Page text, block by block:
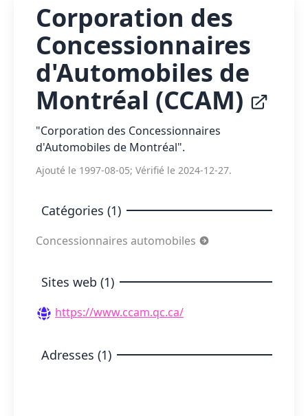
Corporation des
Concessionnaires
d'Automobiles de
Montréal (CCAM)
"Corporation des Concessionnaires
d'Automobiles de Montréal".
Ajouté le 1997-08-05; Vérifié le 2024-12-27.
Catégories (1)
Concessionnaires automobiles
Sites web (1)
https://www.ccam.qc.ca/
Adresses (1)